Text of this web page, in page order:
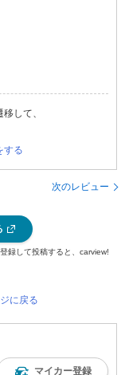
して、
する
次のレビュー
録して投稿すると、carview!
に戻る
マイカー登録